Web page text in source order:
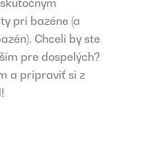
pri bazéne (a
Chceli by ste
pre dospelých?
a pripraviť si z